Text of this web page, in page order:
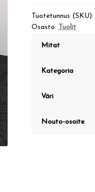
Tuotetunnus (SKU):
Osasto: Tuolit
Mitat
Kategoria
Väri
Nouto-osoite